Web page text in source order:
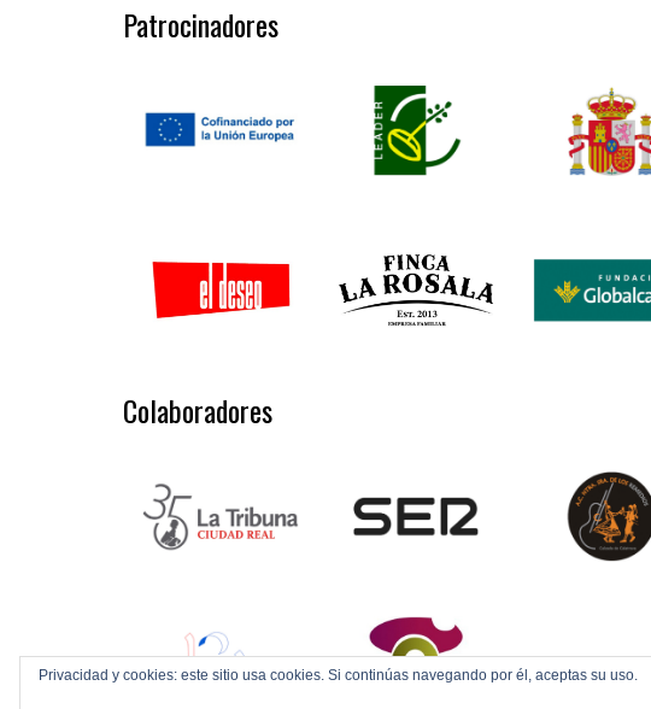
Patrocinadores
Colaboradores
Privacidad y cookies: este sitio usa cookies. Si continúas navegando por él, aceptas su uso.